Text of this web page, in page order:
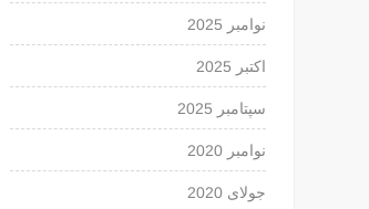
نوامبر 2025
اکتبر 2025
سپتامبر 2025
نوامبر 2020
جولای 2020